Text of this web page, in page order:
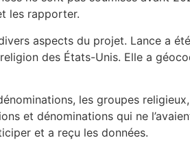
les rapporter.
aspects du projet. Lance a
des États-Unis. Elle a
les groupes
et dénominations qui ne
et a reçu les données.